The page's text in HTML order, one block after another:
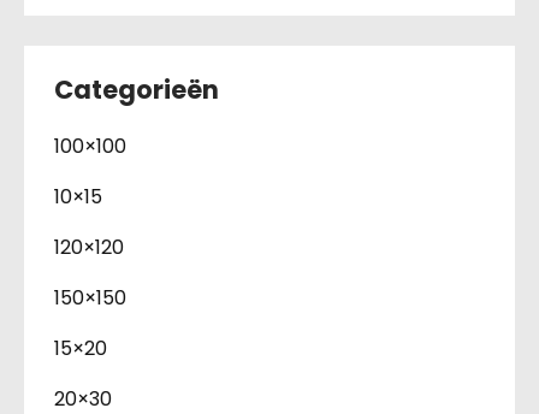
Categorieën
100×100
10×15
120×120
150×150
15×20
20×30